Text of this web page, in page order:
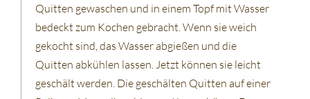
Quitten gewaschen und in einem Topf mit Wasser
bedeckt zum Kochen gebracht. Wenn sie weich
gekocht sind, das Wasser abgießen und die
Quitten abkühlen lassen. Jetzt können sie leicht
geschält werden. Die geschälten Quitten auf einer